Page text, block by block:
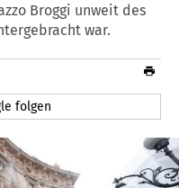
Broggi unweit des
war.
folgen